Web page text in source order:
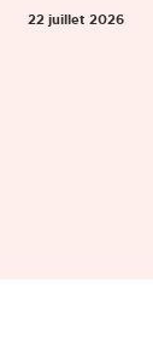
22 juillet 2026